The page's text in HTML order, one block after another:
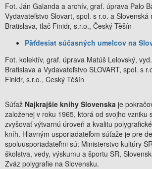
Fot. Ján Galanda a archív, graf. úprava Palo
Vydavateľstvo Slovart, spol. s r.o. a Slovenská
Bratislava, tlač Finidr, s.r.o., Český Těšín
Päťdesiat súčasných umelcov na
Fot. kolektív, graf. úprava Matúš Lelovský,
Bratislava a Vydavateľstvo SLOVART, spol. s
Finidr, s.r.o., Český Těšín
Súťaž Najkrajšie knihy Slovenska je
založenej v roku 1965, ktorá od svojho vzniku
zvyšovať výtvarnú úroveň a kvalitu
kníh. Hlavným usporiadateľom súťaže je pre
spoluusporiadateľmi sú: Ministerstvo kultúry
školstva, vedy, výskumu a športu SR,
Zväz polygrafie na Slovensku.